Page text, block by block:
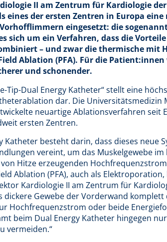
II am Zentrum für Kardiologie der
der ersten Zentren in Europa eine
eingesetzt: die
sich um ein Verfahren, dass die
– und zwar die thermische mit
Ablation (PFA). Für die
und schonender.
Tip-Dual Energy Katheter“ stellt eine
dar. Die Universitätsmedizin
neuartige Ablationsverfahren seit
ersten Zentren.
Katheter besteht darin, dass dieses neue
vereint, um das Muskelgewebe im
Hitze erzeugenden
Ablation (PFA), auch als
Kardiologie II am Zentrum für
dickere Gewebe der Vorderwand
Hochfrequenzstrom oder beide
beim Dual Energy Katheter hingegen nur
vermeiden.“